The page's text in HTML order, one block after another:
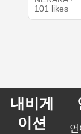
101 likes
내비게
이션